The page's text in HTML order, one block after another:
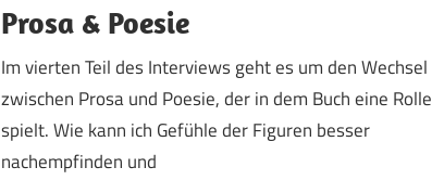
Prosa & Poesie
Im vierten Teil des Interviews geht es um den Wechsel
zwischen Prosa und Poesie, der in dem Buch eine Rolle
spielt. Wie kann ich Gefühle der Figuren besser
nachempfinden und